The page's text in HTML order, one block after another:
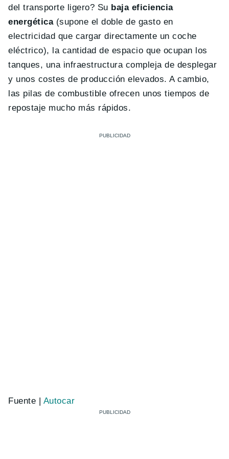
del transporte ligero? Su baja eficiencia
energética(supone el doble de gasto en
electricidad que cargar directamente un coche
eléctrico), la cantidad de espacio que ocupan los
tanques, una infraestructura compleja de desplegar
y unos costes de producción elevados. A cambio,
las pilas de combustible ofrecen unos tiempos de
repostaje mucho más rápidos.
Fuente | Autocar